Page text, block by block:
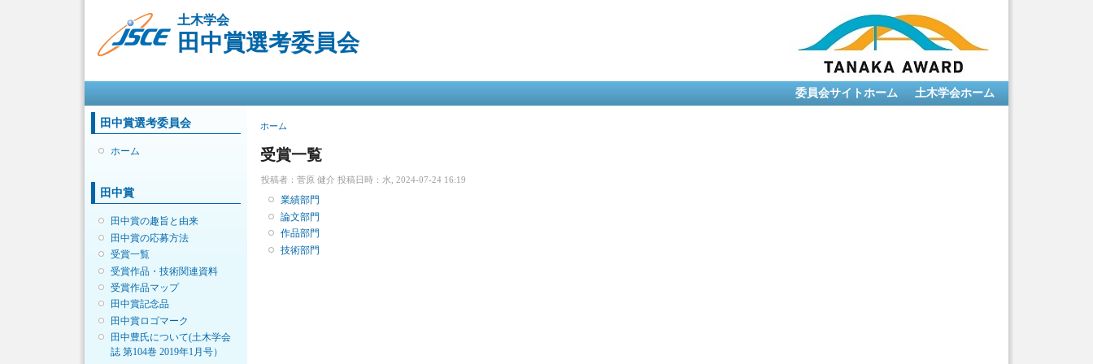
土木学会
田中賞選考委員会
委員会サイトホーム 土木学会ホーム
田中賞選考委員会
ホーム
田中賞
田中賞の趣旨と由来
田中賞の応募方法
受賞一覧
受賞作品・技術関連資料
受賞作品マップ
田中賞記念品
田中賞ロゴマーク
田中豊氏について(土木学会
誌 第104巻 2019年1月号）
現在地
ホーム
受賞一覧
投稿者： 菅原 健介 投稿日時：水, 2024-07-24 16:19
業績部門
論文部門
作品部門
技術部門